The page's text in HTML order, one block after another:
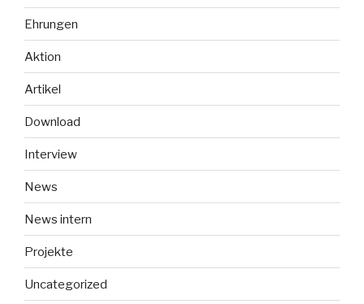
Ehrungen
Aktion
Artikel
Download
Interview
News
News intern
Projekte
Uncategorized